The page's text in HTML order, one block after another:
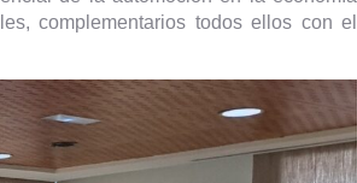
complementarios todos ellos con el